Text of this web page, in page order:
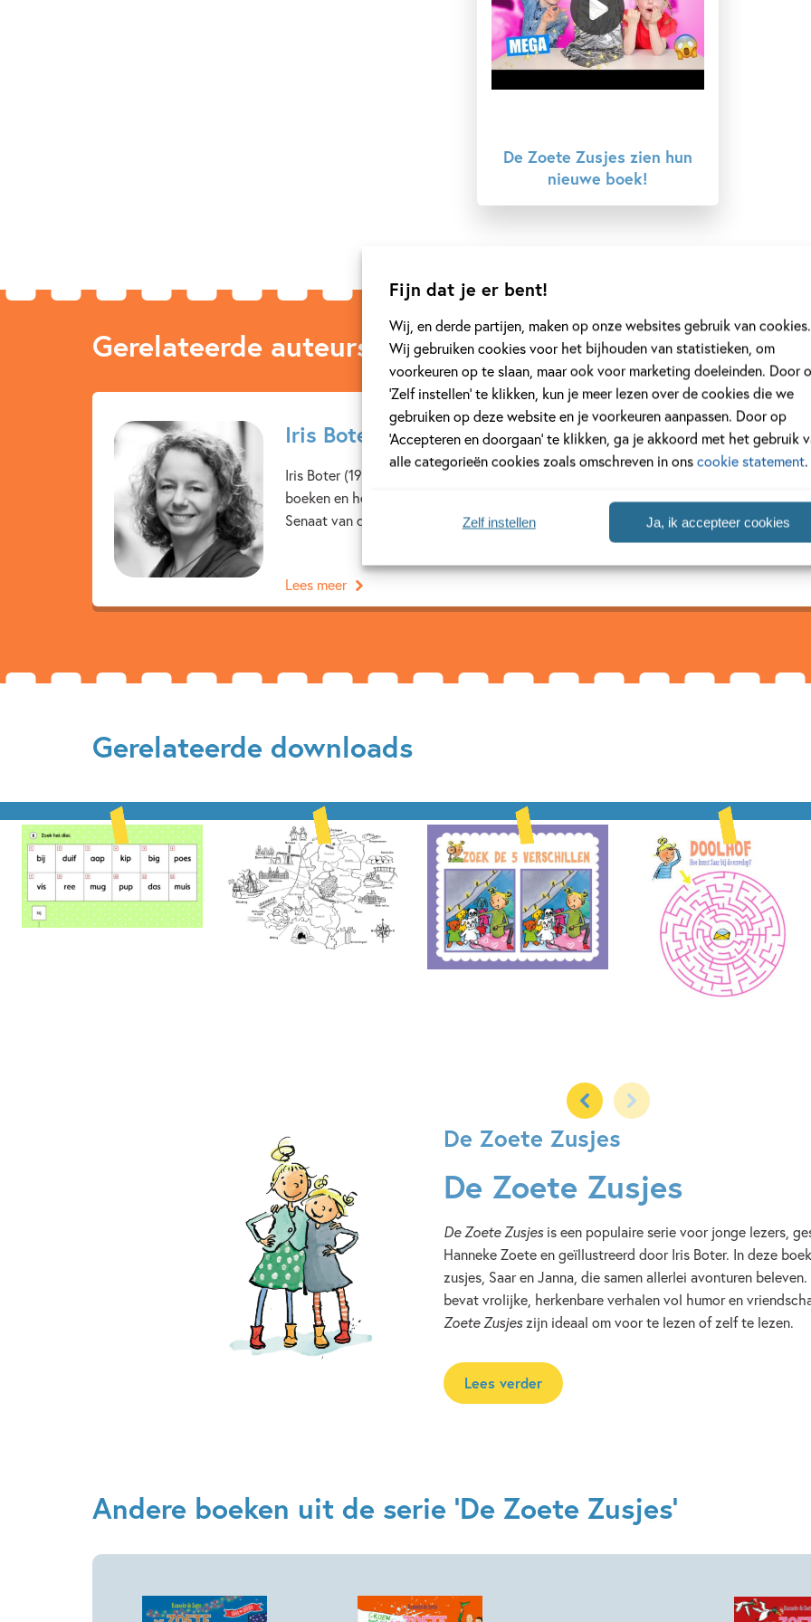
Fijn dat je er bent!
Wij, en derde partijen, maken op onze websites gebruik van cookies.
Wij gebruiken cookies voor het bijhouden van statistieken, om
voorkeuren op te slaan, maar ook voor marketing doeleinden. Door
‘Zelf instellen’ te klikken, kun je meer lezen over de cookies die we
gebruiken op deze website en je voorkeuren aanpassen. Door op
‘Accepteren en doorgaan’ te klikken, ga je akkoord met het gebruik
alle categorieën cookies zoals omschreven in onscookie statement.
Ja, ik accepteer cookies
Zelf instellen
De Zoete Zusjes zien hun
nieuwe boek!
Gerelateerde auteurs
Iris Boter
Iris Boter (1972) deed de kunstacademie in Kampen en woont daar nog altijd, met
boeken en het boek ‘De (nogal) ijzingwekkende expeditie van Herre’ (van Marte
Senaat van de Nederlandse Kinderjury....
Lees meer
Gerelateerde downloads
De Zoete Zusjes
De Zoete Zusjes
De Zoete Zusjesis een populaire serie voor jonge lezers,
Hanneke Zoete en geïllustreerd door Iris Boter. In deze
zusjes, Saar en Janna, die samen allerlei avonturen
bevat vrolijke, herkenbare verhalen vol humor en
Zoete Zusjeszijn ideaal om voor te lezen of zelf te lezen.
Lees verder
Andere boeken uit de serie 'De Zoete Zusjes'